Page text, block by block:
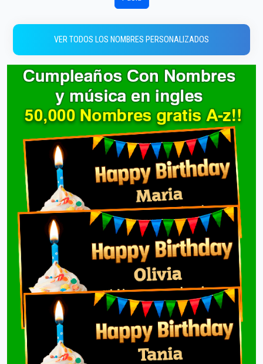
VER TODOS LOS NOMBRES PERSONALIZADOS